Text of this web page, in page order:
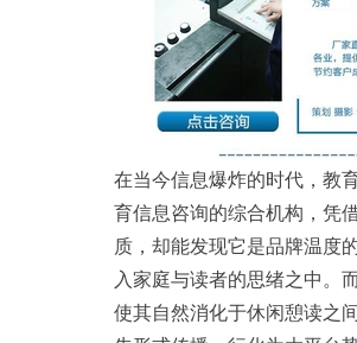
在当今信息爆炸的时代，教
育信息咨询的综合机构，凭
质，却能发现它是品牌温度
入家庭与读者的思绪之中。
使其自然消化于休闲憩读之